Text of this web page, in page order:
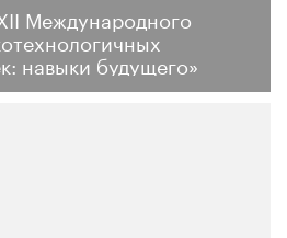
Международного
навыки будущего»